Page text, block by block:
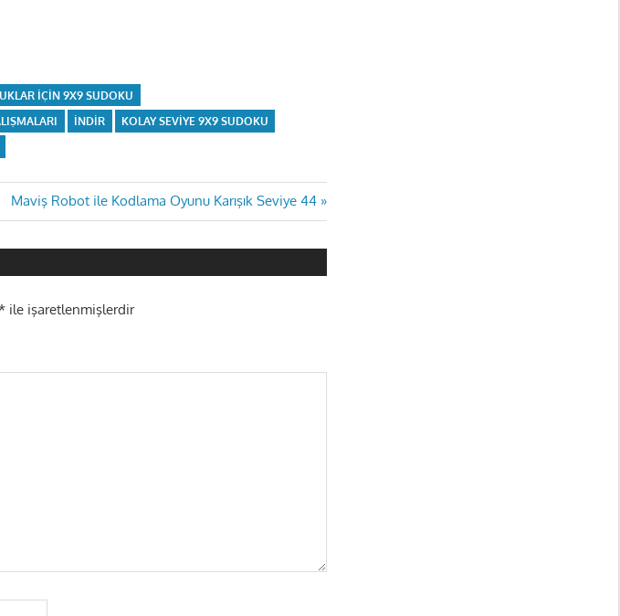
IÇIN 9X9 SUDOKU
INDIR
KOLAY SEVIYE 9X9 SUDOKU
Next
Post:
Maviş Robot ile Kodlama Oyunu Karışık Seviye 44
ile işaretlenmişlerdir